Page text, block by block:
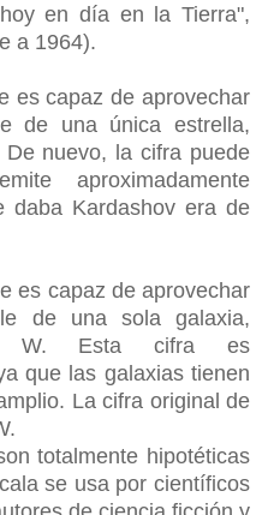
en día en la Tierra",
a 1964).
es capaz de aprovechar
de una única estrella,
nuevo, la cifra puede
aproximadamente
daba Kardashov era de
es capaz de aprovechar
de una sola galaxia,
W. Esta cifra es
que las galaxias tienen
La cifra original de
totalmente hipotéticas
se usa por científicos